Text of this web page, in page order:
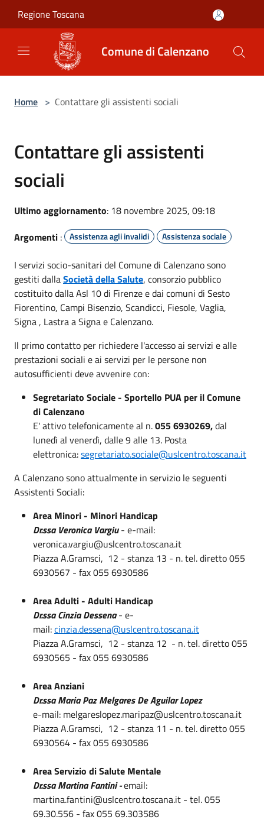
Regione Toscana
Comune di Calenzano
Home > Contattare gli assistenti sociali
Contattare gli assistenti
sociali
Ultimo aggiornamento: 18 novembre 2025, 09:18
Argomenti : Assistenza agli invalidi Assistenza sociale
I servizi socio-sanitari del Comune di Calenzano sono
gestiti dallaSocietà della Salute, consorzio pubblico
costituito dalla Asl 10 di Firenze e dai comuni di Sesto
Fiorentino, Campi Bisenzio, Scandicci, Fiesole, Vaglia,
Signa , Lastra a Signa e Calenzano.
Il primo contatto per richiedere l'accesso ai servizi e alle
prestazioni sociali e ai servizi per le persone non
autosufficienti deve avvenire con:
Segretariato Sociale - Sportello PUA per il Comune
di Calenzano
E' attivo telefonicamente al n.055 6930269,dal
lunedì al venerdì, dalle 9 alle 13. Posta
elettronica:segretariato.sociale@uslcentro.toscana.it
A Calenzano sono attualmente in servizio le seguenti
Assistenti Sociali:
Area Minori - Minori Handicap
Dr.ssa Veronica Vargiu- e-mail:
veronica.vargiu@uslcentro.toscana.it
Piazza A.Gramsci, 12 - stanza 13 - n. tel. diretto 055
6930567 - fax 055 6930586
Area Adulti - Adulti Handicap
Dr.ssa Cinzia Dessena- e-
mail:cinzia.dessena@uslcentro.toscana.it
Piazza A.Gramsci, 12 - stanza 12 - n. tel. diretto 055
6930565 - fax 055 6930586
Area Anziani
Dr.ssa Maria Paz Melgares De Aguilar Lopez
e-mail: melgareslopez.maripaz@uslcentro.toscana.it
Piazza A.Gramsci, 12 - stanza 11 - n. tel. diretto 055
6930564 - fax 055 6930586
Area Servizio di Salute Mentale
Dr.ssa Martina Fantini -email:
martina.fantini@uslcentro.toscana.it - tel. 055
69.30.556 - fax 055 69.303586